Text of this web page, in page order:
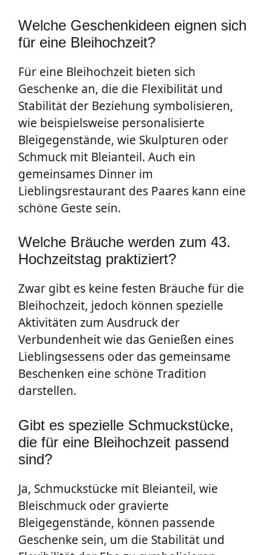
Welche Geschenkideen eignen sich
für eine Bleihochzeit?
Für eine Bleihochzeit bieten sich
Geschenke an, die die Flexibilität und
Stabilität der Beziehung symbolisieren,
wie beispielsweise personalisierte
Bleigegenstände, wie Skulpturen oder
Schmuck mit Bleianteil. Auch ein
gemeinsames Dinner im
Lieblingsrestaurant des Paares kann eine
schöne Geste sein.
Welche Bräuche werden zum 43.
Hochzeitstag praktiziert?
Zwar gibt es keine festen Bräuche für die
Bleihochzeit, jedoch können spezielle
Aktivitäten zum Ausdruck der
Verbundenheit wie das Genießen eines
Lieblingsessens oder das gemeinsame
Beschenken eine schöne Tradition
darstellen.
Gibt es spezielle Schmuckstücke,
die für eine Bleihochzeit passend
sind?
Ja, Schmuckstücke mit Bleianteil, wie
Bleischmuck oder gravierte
Bleigegenstände, können passende
Geschenke sein, um die Stabilität und